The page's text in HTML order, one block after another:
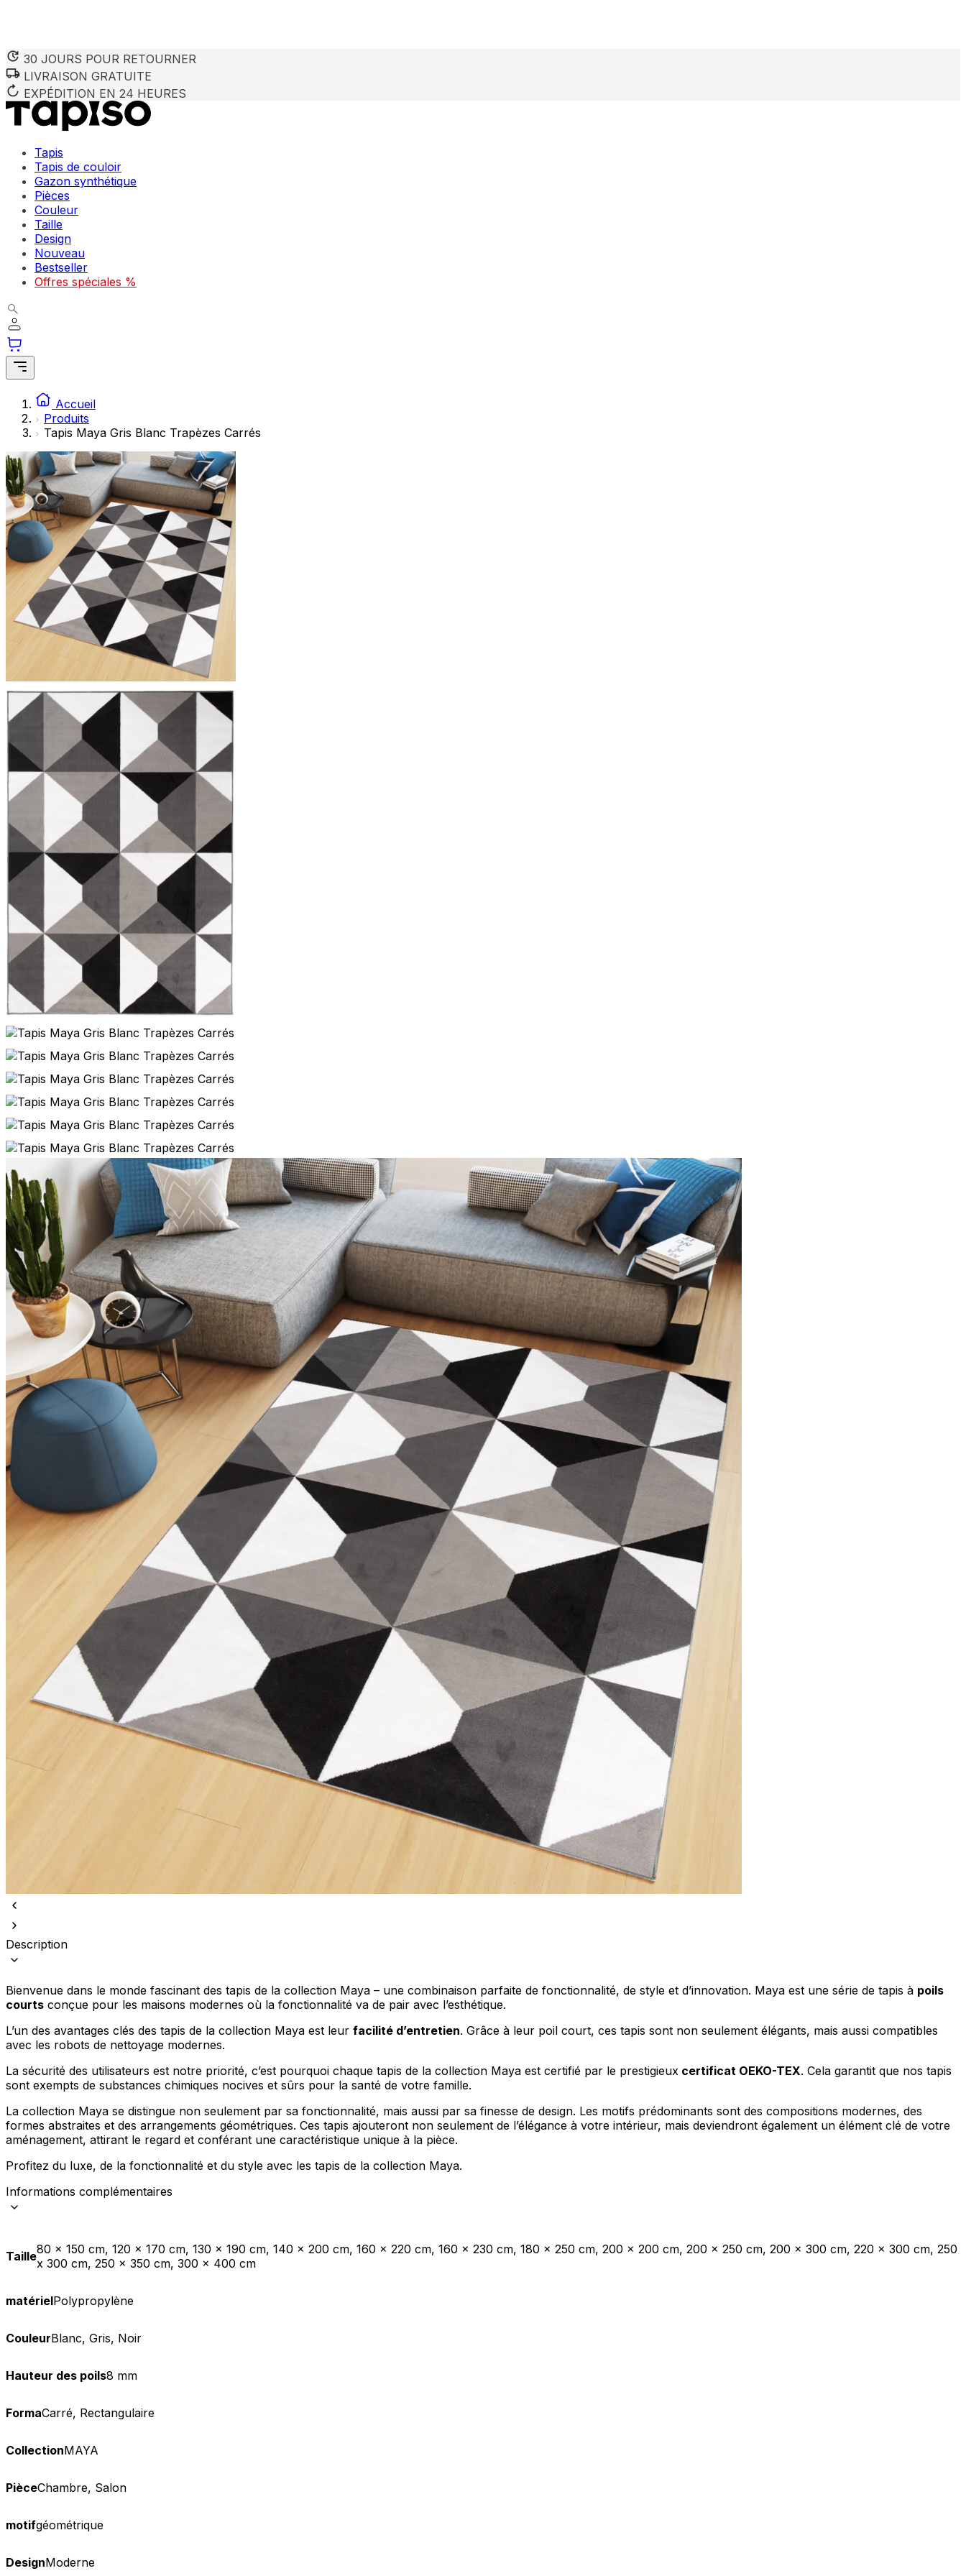
30 JOURS POUR RETOURNER
LIVRAISON GRATUITE
EXPÉDITION EN 24 HEURES
Tapis
Tapis de couloir
Gazon synthétique
Pièces
Couleur
Taille
Design
Nouveau
Bestseller
Offres spéciales %
Accueil
Produits
Tapis Maya Gris Blanc Trapèzes Carrés
Description
Bienvenue dans le monde fascinant des tapis de la collection Maya – une combinaison parfaite de fonctionnalité, de style et d’innovation. Maya est une série de tapis à poils
courts conçue pour les maisons modernes où la fonctionnalité va de pair avec l’esthétique.
L’un des avantages clés des tapis de la collection Maya est leur facilité d’entretien. Grâce à leur poil court, ces tapis sont non seulement élégants, mais aussi compatibles
avec les robots de nettoyage modernes.
La sécurité des utilisateurs est notre priorité, c’est pourquoi chaque tapis de la collection Maya est certifié par le prestigieux certificat OEKO-TEX. Cela garantit que nos tapis
sont exempts de substances chimiques nocives et sûrs pour la santé de votre famille.
La collection Maya se distingue non seulement par sa fonctionnalité, mais aussi par sa finesse de design. Les motifs prédominants sont des compositions modernes, des
formes abstraites et des arrangements géométriques. Ces tapis ajouteront non seulement de l’élégance à votre intérieur, mais deviendront également un élément clé de votre
aménagement, attirant le regard et conférant une caractéristique unique à la pièce.
Profitez du luxe, de la fonctionnalité et du style avec les tapis de la collection Maya.
Informations complémentaires
Taille80 x 150 cm, 120 x 170 cm, 130 x 190 cm, 140 x 200 cm, 160 x 220 cm, 160 x 230 cm, 180 x 250 cm, 200 x 200 cm, 200 x 250 cm, 200 x 300 cm, 220 x 300 cm, 250
x 300 cm, 250 x 350 cm, 300 x 400 cm
matérielPolypropylène
CouleurBlanc, Gris, Noir
Hauteur des poils8 mm
FormaCarré, Rectangulaire
CollectionMAYA
PièceChambre, Salon
motifgéométrique
DesignModerne
Nous utilisons des cookies pour personnaliser le contenu et les annonces, offrir des fonctionnalités de réseaux sociaux et analyser notre trafic.
Nous partageons également des informations sur votre utilisation de notre site avec nos partenaires sociaux, publicitaires et analytiques. Ces
partenaires peuvent combiner ces informations avec d'autres données que vous leur avez fournies ou qu'ils ont collectées lors de votre
utilisation de leurs services.
Indispensables
Les cookies indispensables sont cruciaux pour les fonctions de base du site et le site ne fonctionnera pas comme prévu sans eux. Ces cookies
ne stockent aucune donnée permettant d'identifier personnellement un utilisateur.
Préférences
Les cookies liés aux préférences permettent au site de se souvenir des informations qui modifient l'apparence ou le fonctionnement du site,
comme votre langue préférée ou la région dans laquelle vous vous trouvez.
Statistiques
Les cookies statistiques aident les propriétaires de sites web à comprendre comment les visiteurs interagissent avec les sites en collectant et en
rapportant des informations de manière anonyme.
Les cookies marketing sont utilisés pour suivre les utilisateurs sur les sites web. Le but est d'afficher des publicités qui sont pertinentes et
engageantes pour l'utilisateur individuel et, par conséquent, plus précieuses pour les éditeurs et les annonceurs tiers.
Les cookies non classés sont des cookies qui sont en processus de classification, en collaboration avec les fournisseurs de cookies individuels.
Enregistrer mes préférences